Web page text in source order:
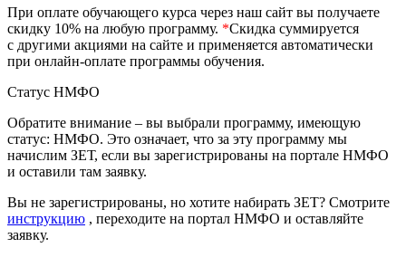
Техносферная безопасность и ОТ
Техносферная безопасность и
Экологическая безопасность в
промышленности
Управление охраной труда.
Техносферная безопасность
При оплате обучающего курса через наш сайт вы получаете
скидку 10% на любую программу. *Скидка суммируется
с другими акциями на сайте и применяется автоматически
при онлайн-оплате программы обучения.
Статус НМФО
Обратите внимание – вы выбрали программу, имеющую
статус: НМФО. Это означает, что за эту программу мы
начислим ЗЕТ, если вы зарегистрированы на портале НМФО
и оставили там заявку.
Вы не зарегистрированы, но хотите набирать ЗЕТ? Смотрите
инструкцию , переходите на портал НМФО и оставляйте
заявку.